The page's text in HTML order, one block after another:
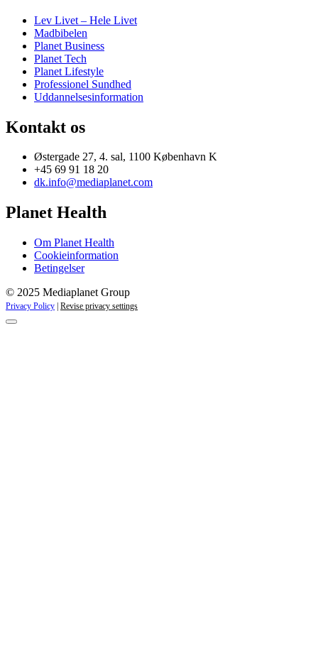
Lev Livet – Hele Livet
Madbibelen
Planet Business
Planet Tech
Planet Lifestyle
Professionel Sundhed
Uddannelsesinformation
Kontakt os
Østergade 27, 4. sal, 1100 København K
+45 69 91 18 20
dk.info@mediaplanet.com
Planet Health
Om Planet Health
Cookieinformation
Betingelser
© 2025 Mediaplanet Group
Privacy Policy Revise privacy settings